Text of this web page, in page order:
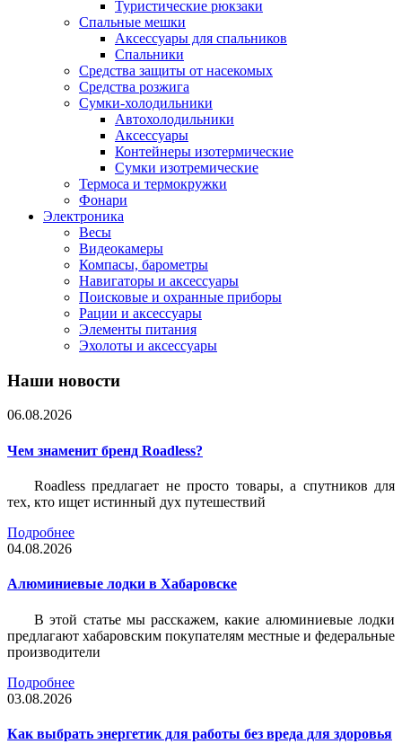
Туристические рюкзаки
Спальные мешки
Аксессуары для спальников
Спальники
Средства защиты от насекомых
Средства розжига
Сумки-холодильники
Автохолодильники
Аксессуары
Контейнеры изотермические
Сумки изотремические
Термоса и термокружки
Фонари
Электроника
Весы
Видеокамеры
Компасы, барометры
Навигаторы и аксессуары
Поисковые и охранные приборы
Рации и аксессуары
Элементы питания
Эхолоты и аксессуары
Наши новости
06.08.2026
Чем знаменит бренд Roadless?
Roadless предлагает не просто товары, а спутников для
тех, кто ищет истинный дух путешествий
Подробнее
04.08.2026
Алюминиевые лодки в Хабаровске
В этой статье мы расскажем, какие алюминиевые лодки
предлагают хабаровским покупателям местные и федеральные
производители
Подробнее
03.08.2026
Как выбрать энергетик для работы без вреда для здоровья